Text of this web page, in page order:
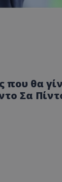
που θα
Σα